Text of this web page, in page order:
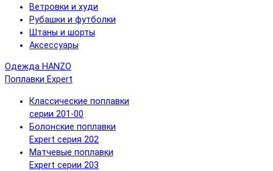
Ветровки и худи
Рубашки и футболки
Штаны и шорты
Аксессуары
Одежда HANZO
Поплавки Expert
Классические поплавки
серии 201-00
Болонские поплавки
Expert серия 202
Матчевые поплавки
Expert серии 203